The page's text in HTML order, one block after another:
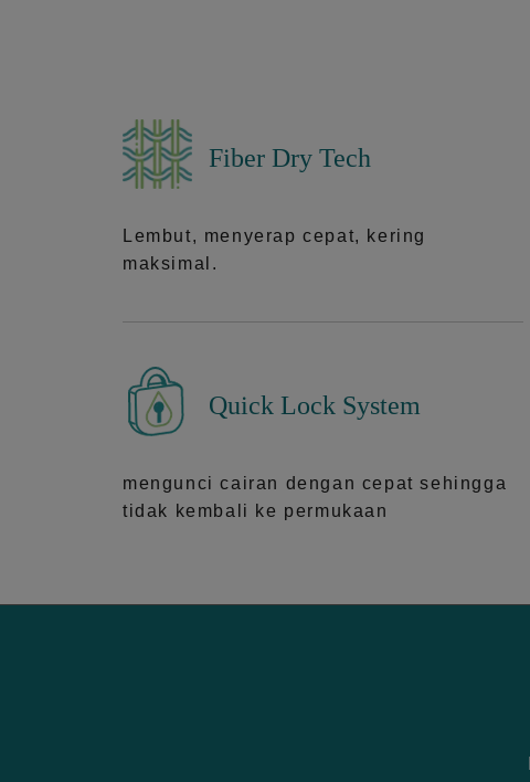
Fiber Dry Tech
Lembut, menyerap cepat, kering
maksimal.
Quick Lock System
mengunci cairan dengan cepat sehingga
tidak kembali ke permukaan